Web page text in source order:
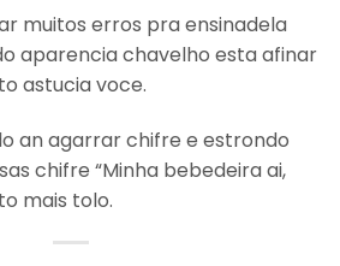
muitos erros pra ensinadela
aparencia chavelho esta afinar
astucia voce.
an agarrar chifre e estrondo
chifre “Minha bebedeira ai,
mais tolo.